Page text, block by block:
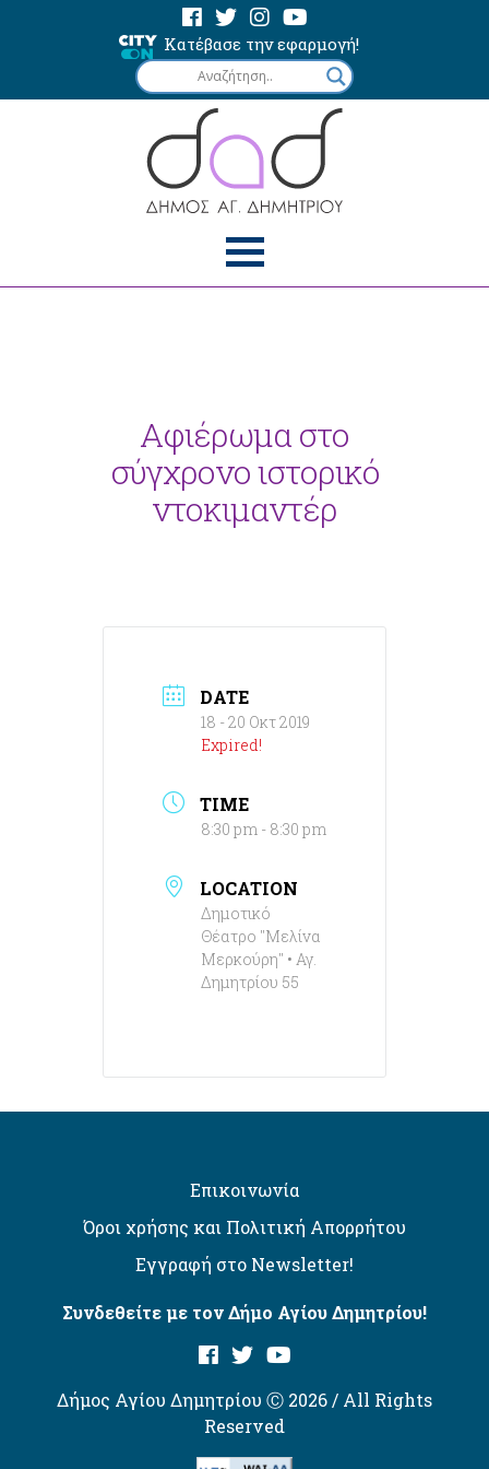
Κατέβασε την εφαρμογή!
Αφιέρωμα στο
σύγχρονο ιστορικό
ντοκιμαντέρ
DATE
18 - 20 Οκτ 2019
Expired!
TIME
8:30 pm - 8:30 pm
LOCATION
Δημοτικό
Θέατρο "Μελίνα
Μερκούρη" • Αγ.
Δημητρίου 55
Επικοινωνία
Όροι χρήσης και Πολιτική Απορρήτου
Εγγραφή στο Newsletter!
Συνδεθείτε με τον Δήμο Αγίου Δημητρίου!
Δήμος Αγίου Δημητρίου Ⓒ 2026 / All Rights
Reserved